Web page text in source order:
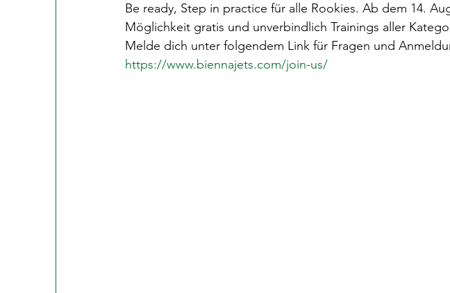
Be ready, Step in practice für alle Rookies. Ab dem 14.
Möglichkeit gratis und unverbindlich Trainings aller
Melde dich unter folgendem Link für Fragen und
https://www.biennajets.com/join-us/